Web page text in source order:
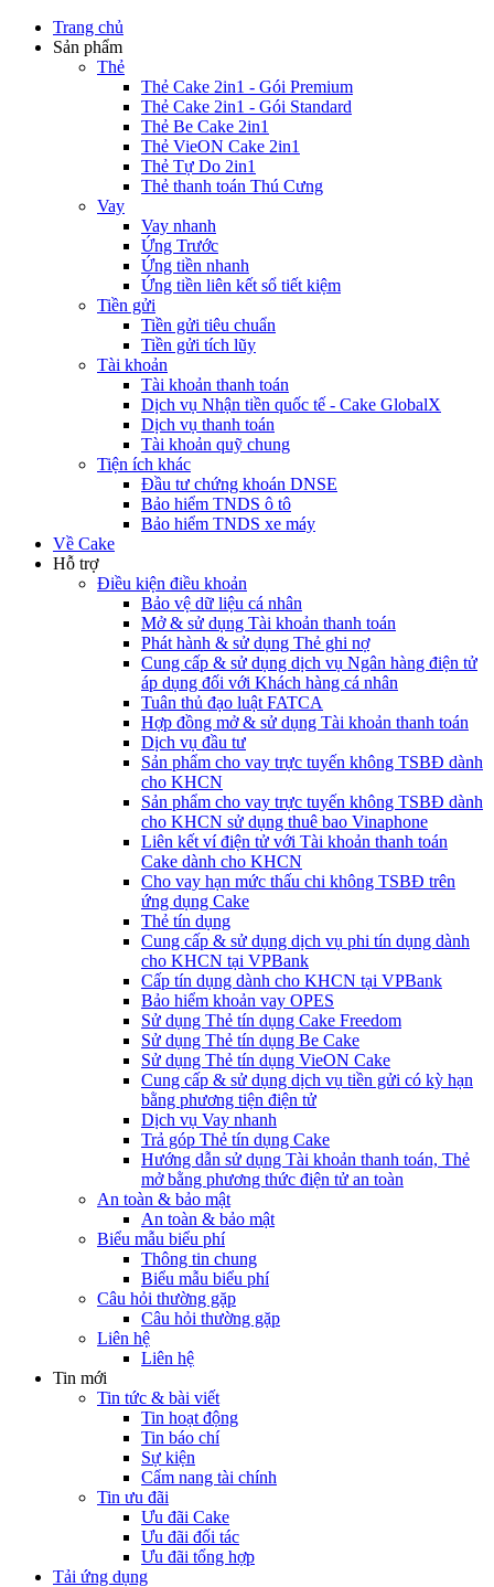
Trang chủ
Sản phẩm
Thẻ
Thẻ Cake 2in1 - Gói Premium
Thẻ Cake 2in1 - Gói Standard
Thẻ Be Cake 2in1
Thẻ VieON Cake 2in1
Thẻ Tự Do 2in1
Thẻ thanh toán Thú Cưng
Vay
Vay nhanh
Ứng Trước
Ứng tiền nhanh
Ứng tiền liên kết sổ tiết kiệm
Tiền gửi
Tiền gửi tiêu chuẩn
Tiền gửi tích lũy
Tài khoản
Tài khoản thanh toán
Dịch vụ Nhận tiền quốc tế - Cake GlobalX
Dịch vụ thanh toán
Tài khoản quỹ chung
Tiện ích khác
Đầu tư chứng khoán DNSE
Bảo hiểm TNDS ô tô
Bảo hiểm TNDS xe máy
Về Cake
Hỗ trợ
Điều kiện điều khoản
Bảo vệ dữ liệu cá nhân
Mở & sử dụng Tài khoản thanh toán
Phát hành & sử dụng Thẻ ghi nợ
Cung cấp & sử dụng dịch vụ Ngân hàng điện tử
áp dụng đối với Khách hàng cá nhân
Tuân thủ đạo luật FATCA
Hợp đồng mở & sử dụng Tài khoản thanh toán
Dịch vụ đầu tư
Sản phẩm cho vay trực tuyến không TSBĐ dành
cho KHCN
Sản phẩm cho vay trực tuyến không TSBĐ dành
cho KHCN sử dụng thuê bao Vinaphone
Liên kết ví điện tử với Tài khoản thanh toán
Cake dành cho KHCN
Cho vay hạn mức thấu chi không TSBĐ trên
ứng dụng Cake
Thẻ tín dụng
Cung cấp & sử dụng dịch vụ phi tín dụng dành
cho KHCN tại VPBank
Cấp tín dụng dành cho KHCN tại VPBank
Bảo hiểm khoản vay OPES
Sử dụng Thẻ tín dụng Cake Freedom
Sử dụng Thẻ tín dụng Be Cake
Sử dụng Thẻ tín dụng VieON Cake
Cung cấp & sử dụng dịch vụ tiền gửi có kỳ hạn
bằng phương tiện điện tử
Dịch vụ Vay nhanh
Trả góp Thẻ tín dụng Cake
Hướng dẫn sử dụng Tài khoản thanh toán, Thẻ
mở bằng phương thức điện tử an toàn
An toàn & bảo mật
An toàn & bảo mật
Biểu mẫu biểu phí
Thông tin chung
Biểu mẫu biểu phí
Câu hỏi thường gặp
Câu hỏi thường gặp
Liên hệ
Liên hệ
Tin mới
Tin tức & bài viết
Tin hoạt động
Tin báo chí
Sự kiện
Cẩm nang tài chính
Tin ưu đãi
Ưu đãi Cake
Ưu đãi đối tác
Ưu đãi tổng hợp
Tải ứng dụng